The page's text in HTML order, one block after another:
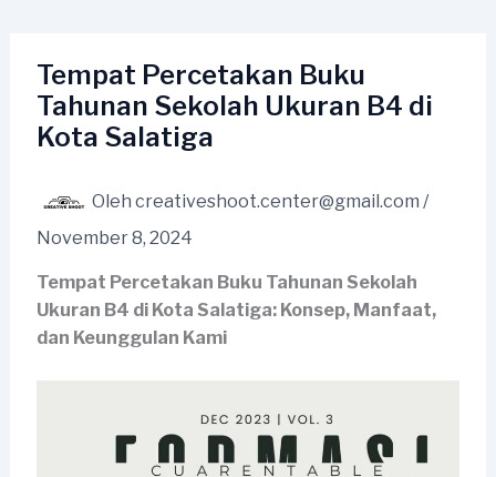
kontenTempat Percetakan Buku
Tahunan Sekolah Ukuran B4 di
Kota Salatiga
Oleh creativeshoot.center@gmail.com /
November 8, 2024
Tempat Percetakan Buku Tahunan Sekolah
Ukuran B4 di Kota Salatiga: Konsep, Manfaat,
dan Keunggulan Kami